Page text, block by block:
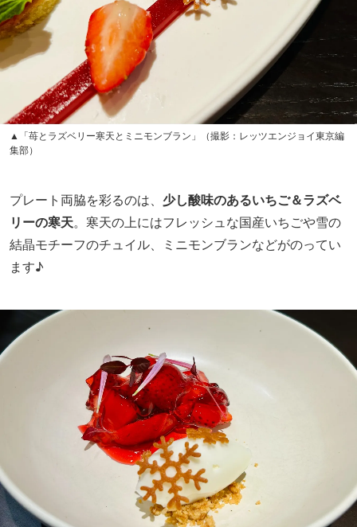
▲「苺とラズベリー寒天とミニモンブラン」（撮影：レッツエンジョイ東京編
集部）
プレート両脇を彩るのは、 少し酸味のあるいちご＆ラズベ
リーの寒天。寒天の上にはフレッシュな国産いちごや雪の
結晶モチーフのチュイル、ミニモンブランなどがのってい
ます♪